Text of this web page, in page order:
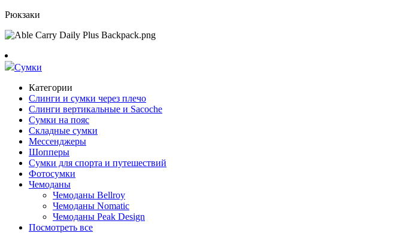
Рюкзаки
Сумки
Категории
Слинги и сумки через плечо
Слинги вертикальные и Sacoche
Сумки на пояс
Складные сумки
Мессенджеры
Шопперы
Сумки для спорта и путешествий
Фотосумки
Чемоданы
Чемоданы Bellroy
Чемоданы Nomatic
Чемоданы Peak Design
Посмотреть все